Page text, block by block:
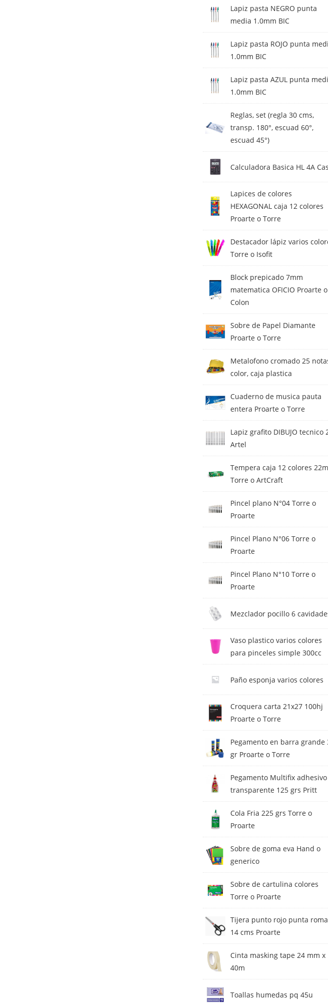
Lapiz pasta NEGRO punta
media 1.0mm BIC
Lapiz pasta ROJO punta
1.0mm BIC
Lapiz pasta AZUL punta
1.0mm BIC
Reglas, set (regla 30 cms,
transp. 180°, escuad 60°,
escuad 45°)
Calculadora Basica HL 4A
Lapices de colores
HEXAGONAL caja 12 colores
Proarte o Torre
Destacador lápiz varios
Torre o Isofit
Block prepicado 7mm
matematica OFICIO Proarte o
Colon
Sobre de Papel Diamante
Proarte o Torre
Metalofono cromado 25
color, caja plastica
Cuaderno de musica pauta
entera Proarte o Torre
Lapiz grafito DIBUJO tecnico
Artel
Tempera caja 12 colores
Torre o ArtCraft
Pincel plano N°04 Torre o
Proarte
Pincel Plano N°06 Torre o
Proarte
Pincel Plano N°10 Torre o
Proarte
Mezclador pocillo 6
Vaso plastico varios colores
para pinceles simple 300cc
Paño esponja varios colores
Croquera carta 21x27 100hj
Proarte o Torre
Pegamento en barra grande
gr Proarte o Torre
Pegamento Multifix adhesivo
transparente 125 grs Pritt
Cola Fria 225 grs Torre o
Proarte
Sobre de goma eva Hand o
generico
Sobre de cartulina colores
Torre o Proarte
Tijera punto rojo punta roma
14 cms Proarte
Cinta masking tape 24 mm x
40m
Toallas humedas pq 45u